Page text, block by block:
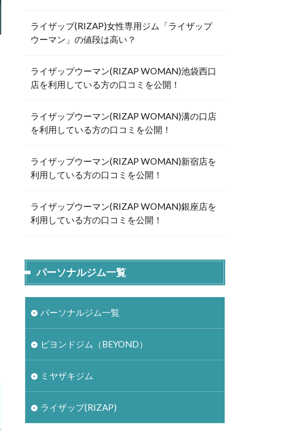
ライザップ(RIZAP)女性専用ジム「ライザップ
ウーマン」の値段は高い？
ライザップウーマン(RIZAP WOMAN)池袋西口
店を利用している方の口コミを公開！
ライザップウーマン(RIZAP WOMAN)溝の口店
を利用している方の口コミを公開！
ライザップウーマン(RIZAP WOMAN)新宿店を
利用している方の口コミを公開！
ライザップウーマン(RIZAP WOMAN)銀座店を
利用している方の口コミを公開！
パーソナルジム一覧
パーソナルジム一覧
ビヨンドジム（BEYOND）
ミヤザキジム
ライザップ(RIZAP)